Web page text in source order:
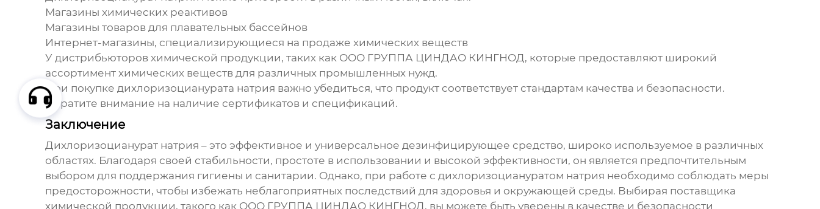
Магазины химических реактивов
Магазины товаров для плавательных бассейнов
Интернет-магазины, специализирующиеся на продаже химических веществ
У дистрибьюторов химической продукции, таких как ООО ГРУППА ЦИНДАО КИНГНОД, которые предоставляют широкий
ассортимент химических веществ для различных промышленных нужд.
При покупке дихлоризоцианурата натрия важно убедиться, что продукт соответствует стандартам качества и безопасности.
Обратите внимание на наличие сертификатов и спецификаций.
Заключение
Дихлоризоцианурат натрия – это эффективное и универсальное дезинфицирующее средство, широко используемое в различных
областях. Благодаря своей стабильности, простоте в использовании и высокой эффективности, он является предпочтительным
выбором для поддержания гигиены и санитарии. Однако, при работе с дихлоризоциануратом натрия необходимо соблюдать меры
предосторожности, чтобы избежать неблагоприятных последствий для здоровья и окружающей среды. Выбирая поставщика
химической продукции, такого как ООО ГРУППА ЦИНДАО КИНГНОД, вы можете быть уверены в качестве и безопасности